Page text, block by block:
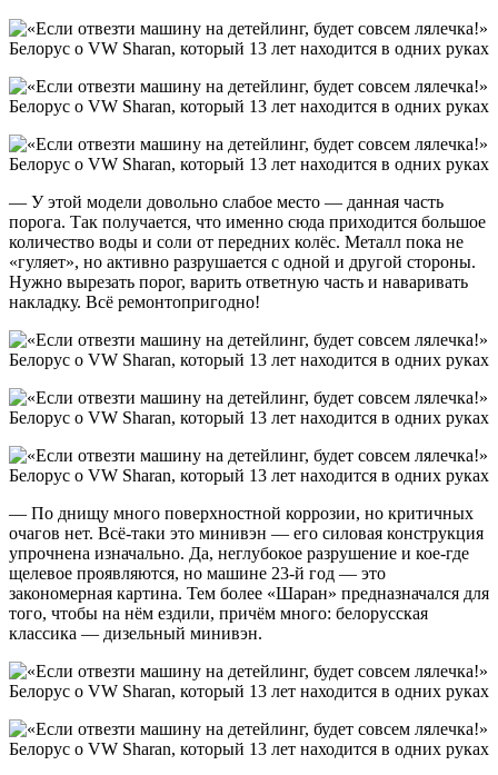
— У этой модели довольно слабое место — данная часть
порога. Так получается, что именно сюда приходится большое
количество воды и соли от передних колёс. Металл пока не
«гуляет», но активно разрушается с одной и другой стороны.
Нужно вырезать порог, варить ответную часть и наваривать
накладку. Всё ремонтопригодно!
— По днищу много поверхностной коррозии, но критичных
очагов нет. Всё-таки это минивэн — его силовая конструкция
упрочнена изначально. Да, неглубокое разрушение и кое-где
щелевое проявляются, но машине 23-й год — это
закономерная картина. Тем более «Шаран» предназначался для
того, чтобы на нём ездили, причём много: белорусская
классика — дизельный минивэн.